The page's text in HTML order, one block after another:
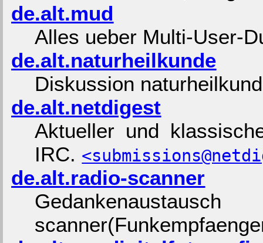
de.alt.mud
Alles ueber Multi-User-
de.alt.naturheilkunde
Diskussion
de.alt.netdigest
Aktueller und
IRC.
de.alt.radio-scanner